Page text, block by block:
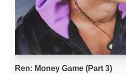
Ren: Money Game (Part 3)